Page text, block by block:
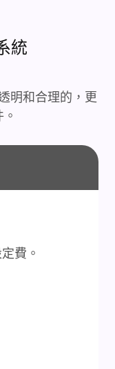
統
明和合理的，更
費。